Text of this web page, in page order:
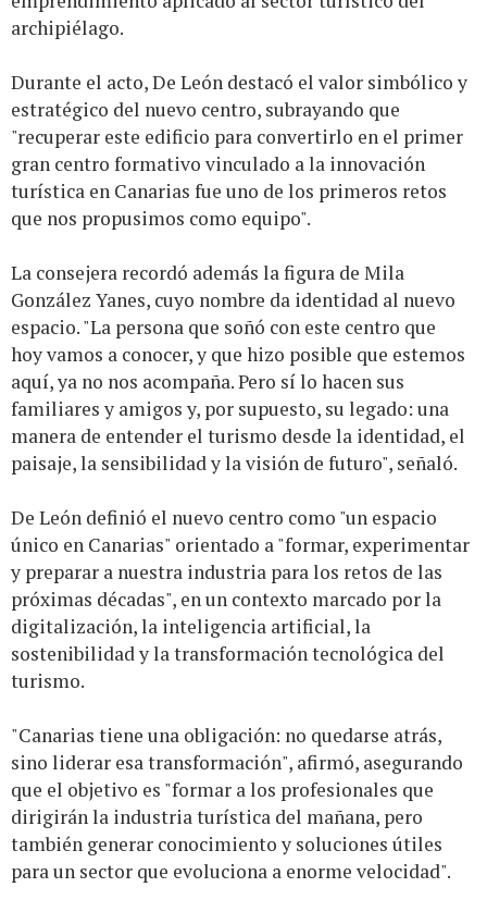
archipiélago.
Durante el acto, De León destacó el valor simbólico y
estratégico del nuevo centro, subrayando que
"recuperar este edificio para convertirlo en el primer
gran centro formativo vinculado a la innovación
turística en Canarias fue uno de los primeros retos
que nos propusimos como equipo".
La consejera recordó además la figura de Mila
González Yanes, cuyo nombre da identidad al nuevo
espacio. "La persona que soñó con este centro que
hoy vamos a conocer, y que hizo posible que estemos
aquí, ya no nos acompaña. Pero sí lo hacen sus
familiares y amigos y, por supuesto, su legado: una
manera de entender el turismo desde la identidad, el
paisaje, la sensibilidad y la visión de futuro", señaló.
De León definió el nuevo centro como "un espacio
único en Canarias" orientado a "formar, experimentar
y preparar a nuestra industria para los retos de las
próximas décadas", en un contexto marcado por la
digitalización, la inteligencia artificial, la
sostenibilidad y la transformación tecnológica del
turismo.
"Canarias tiene una obligación: no quedarse atrás,
sino liderar esa transformación", afirmó, asegurando
que el objetivo es "formar a los profesionales que
dirigirán la industria turística del mañana, pero
también generar conocimiento y soluciones útiles
para un sector que evoluciona a enorme velocidad".